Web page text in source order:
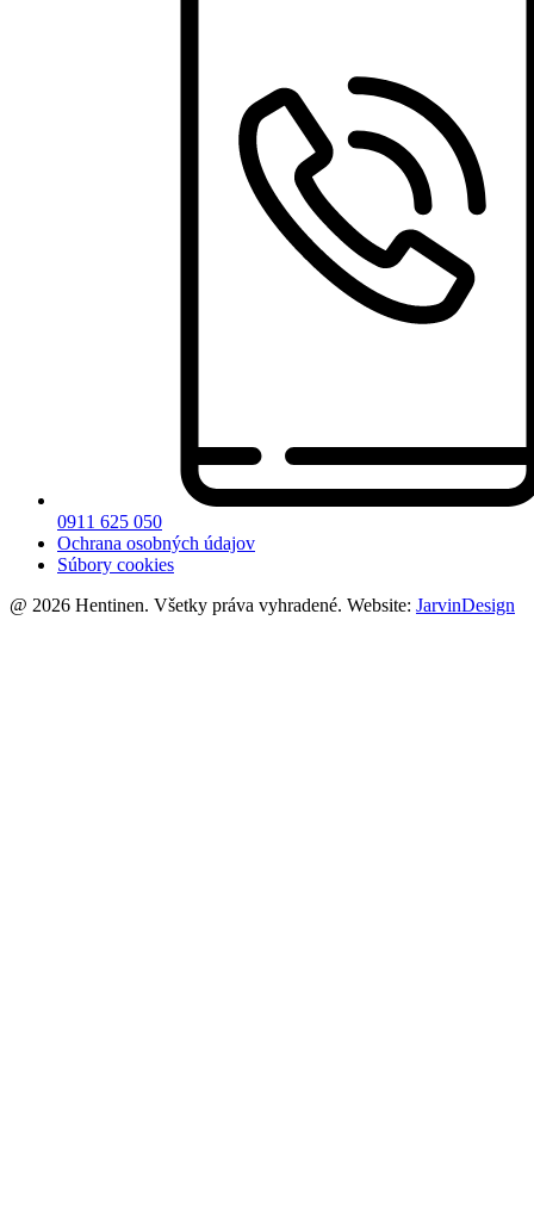
0911 625 050
Ochrana osobných údajov
Súbory cookies
@ 2026 Hentinen. Všetky práva vyhradené. Website: JarvinDesign